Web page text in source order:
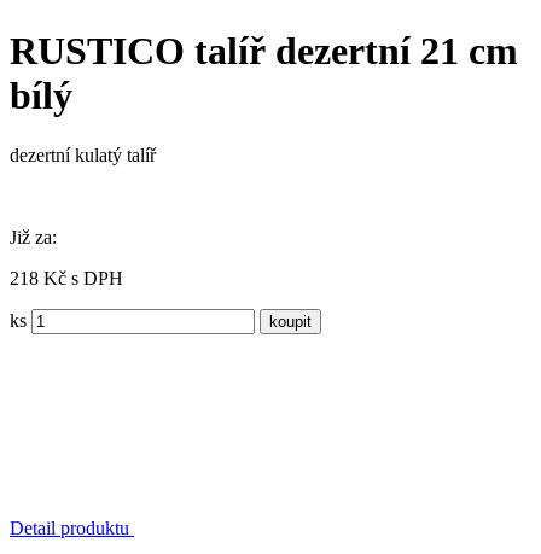
RUSTICO talíř dezertní 21 cm
bílý
dezertní kulatý talíř
Již za:
218 Kč s DPH
ks
Detail produktu